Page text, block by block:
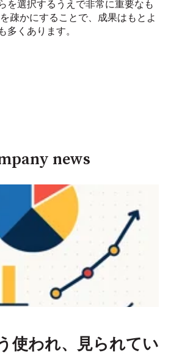
を選択するうえで非常に重要なも
疎かにすることで、成果はもとよ
多くあります。
news
使われ、見られてい